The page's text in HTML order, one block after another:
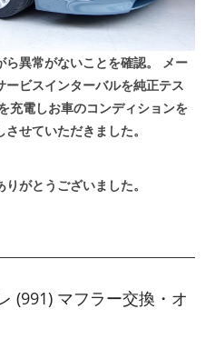
異常がないことを確認。
メー
ビスインターバルを純正テス
充電しお車のコンディションを
せていただきました。
がとうございました。
(991) マフラー交換・オ